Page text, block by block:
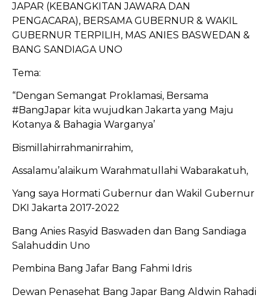
JAPAR (KEBANGKITAN JAWARA DAN
PENGACARA), BERSAMA GUBERNUR & WAKIL
GUBERNUR TERPILIH, MAS ANIES BASWEDAN &
BANG SANDIAGA UNO
Tema:
“Dengan Semangat Proklamasi, Bersama
#BangJapar kita wujudkan Jakarta yang Maju
Kotanya & Bahagia Warganya’
Bismillahirrahmanirrahim,
Assalamu’alaikum Warahmatullahi Wabarakatuh,
Yang saya Hormati Gubernur dan Wakil Gubernur
DKI Jakarta 2017-2022
Bang Anies Rasyid Baswaden dan Bang Sandiaga
Salahuddin Uno
Pembina Bang Jafar Bang Fahmi Idris
Dewan Penasehat Bang Japar Bang Aldwin Rahadi